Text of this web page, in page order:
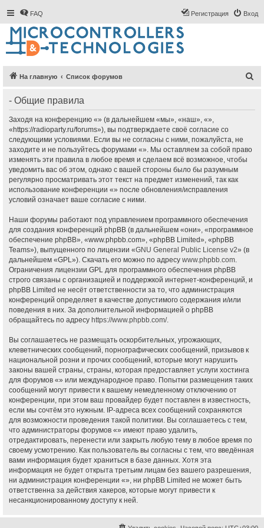
FAQ Вход
Регистрация
На главную Список форумов
- Общие правила
Заходя на конференцию «» (в дальнейшем «мы», «наш», «»,
«https://radioparty.ru/forums»), вы подтверждаете своё согласие со
следующими условиями. Если вы не согласны с ними, пожалуйста, не
заходите и не пользуйтесь форумами «». Мы оставляем за собой право
изменять эти правила в любое время и сделаем всё возможное, чтобы
уведомить вас об этом, однако с вашей стороны было бы разумным
регулярно просматривать этот текст на предмет изменений, так как
использование конференции «» после обновления/исправления
условий означает ваше согласие с ними.
Наши форумы работают под управлением программного обеспечения
для создания конференций phpBB (в дальнейшем «они», «программное
обеспечение phpBB», «www.phpbb.com», «phpBB Limited», «phpBB
Teams»), выпущенного по лицензии «GNU General Public License v2» (в
дальнейшем «GPL»). Скачать его можно по адресу www.phpbb.com.
Ограничения лицензии GPL для программного обеспечения phpBB
строго связаны с организацией и поддержкой интернет-конференций, и
phpBB Limited не несёт ответственности за то, что администрация
конференций определяет в качестве допустимого содержания и/или
поведения в них. За дополнительной информацией о phpBB
обращайтесь по адресу https://www.phpbb.com/.
Вы соглашаетесь не размещать оскорбительных, угрожающих,
клеветнических сообщений, порнографических сообщений, призывов к
национальной розни и прочих сообщений, которые могут нарушить
законы вашей страны, страны, которая предоставляет услуги хостинга
для форумов «» или международное право. Попытки размещения таких
сообщений могут привести к вашему немедленному отключению от
конференции, при этом ваш провайдер будет поставлен в известность,
если мы сочтём это нужным. IP-адреса всех сообщений сохраняются
для возможности проведения такой политики. Вы соглашаетесь с тем,
что администраторы форумов «» имеют право удалить,
отредактировать, перенести или закрыть любую тему в любое время по
своему усмотрению. Как пользователь вы согласны с тем, что введённая
вами информация будет храниться в базе данных. Хотя эта
информация не будет открыта третьим лицам без вашего разрешения,
ни администрация конференции «», ни phpBB Limited не может быть
ответственна за действия хакеров, которые могут привести к
несанкционированному доступу к ней.